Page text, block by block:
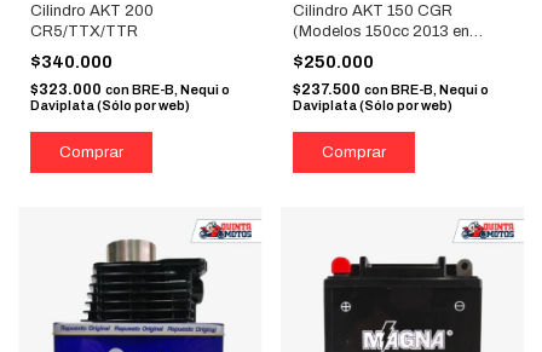
Cilindro AKT 200
CR5/TTX/TTR
$340.000
$323.000 conBRE-B, Nequi o
Daviplata (Sólo por web)
Cilindro AKT 150 CGR
(Modelos 150cc 2013 en
adelante)
$250.000
$237.500 con BRE-B, Nequi o
Daviplata (Sólo por web)